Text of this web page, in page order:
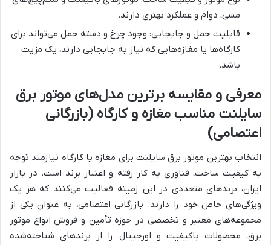
مسی، دوام و عملکرد بهتری دارند.
قابلیت حمل و جابجایی: وجود چرخ و دسته حمل می‌تواند برای
کارگاه‌ها یا مغازه‌هایی که نیاز به جابجایی دارند، یک مزیت
باشد.
معرفی و مقایسه برترین مدل‌های موتور برق
سایلنت مناسب مغازه و کارگاه (بازرگانی
اعتصامی)
انتخاب بهترین موتور برق سایلنت برای مغازه یا کارگاه نیازمند توجه
به کیفیت ساخت، فناوری به کار رفته و اعتبار برند است. در بازار
ایران، برندهای متعددی در این زمینه فعالیت می‌کنند که هر یک
ویژگی‌های خاص خود را دارند. بازرگانی اعتصامی، به عنوان یکی از
مجموعه‌های معتبر و تخصصی در حوزه تأمین و فروش انواع موتور
برق، محصولات باکیفیت و اورجینال را از برندهای شناخته‌شده